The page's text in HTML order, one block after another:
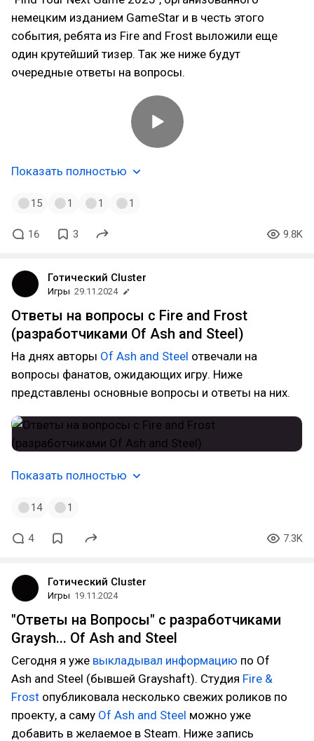
немецким изданием GameStar и в честь этого
события, ребята из Fire and Frost выложили еще
один крутейший тизер. Так же ниже будут
очередные ответы на вопросы.
Показать полностью
15 1 1 1
16 3 9.8K
Готический Cluster
Игры 29.11.2024
Ответы на вопросы с Fire and Frost
(разработчиками Of Ash and Steel)
На днях авторы Of Ash and Steel отвечали на
вопросы фанатов, ожидающих игру. Ниже
представлены основные вопросы и ответы на них.
Показать полностью
14 1
4 7.3K
Готический Cluster
Игры 19.11.2024
"Ответы на Вопросы" с разработчиками
Graysh... Of Ash and Steel
Сегодня я уже выкладывал информацию по Of
Ash and Steel (бывшей Grayshaft). Студия Fire &
Frost опубликовала несколько свежих роликов по
проекту, а саму Of Ash and Steel можно уже
добавить в желаемое в Steam. Ниже запись